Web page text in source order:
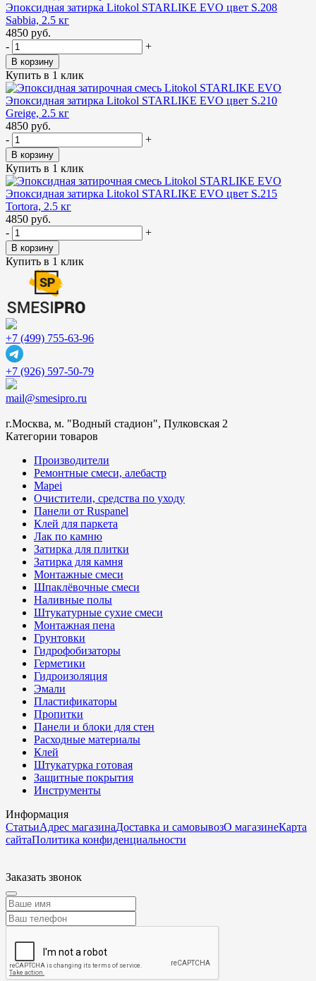
Эпоксидная затирка Litokol STARLIKE EVO цвет S.208
Sabbia, 2.5 кг
4850 руб.
-
+
В корзину
Купить в 1 клик
Эпоксидная затирка Litokol STARLIKE EVO цвет S.210
Greige, 2.5 кг
4850 руб.
-
+
В корзину
Купить в 1 клик
Эпоксидная затирка Litokol STARLIKE EVO цвет S.215
Tortora, 2.5 кг
4850 руб.
-
+
В корзину
Купить в 1 клик
+7 (499) 755-63-96
+7 (926) 597-50-79
mail@smesipro.ru
г.Москва, м. "Водный стадион", Пулковская 2
Категории товаров
Производители
Ремонтные смеси, алебастр
Mapei
Очистители, средства по уходу
Панели от Ruspanel
Клей для паркета
Лак по камню
Затирка для плитки
Затирка для камня
Монтажные смеси
Шпаклёвочные смеси
Наливные полы
Штукатурные сухие смеси
Монтажная пена
Грунтовки
Гидрофобизаторы
Герметики
Гидроизоляция
Эмали
Пластификаторы
Пропитки
Панели и блоки для стен
Расходные материалы
Клей
Штукатурка готовая
Защитные покрытия
Инструменты
Информация
СтатьиАдрес магазинаДоставка и самовывозО магазинеКарта
сайтаПолитика конфиденциальности
Заказать звонок